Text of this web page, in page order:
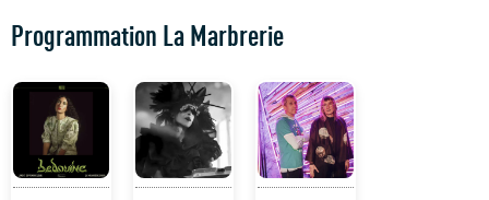
Programmation La Marbrerie